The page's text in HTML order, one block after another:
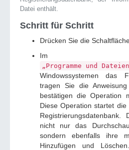
Datei enthält.
Schritt für Schritt
Drücken Sie die
Im
„Programme und
Windowssystemen das
tragen Sie die Anweisung
bestätigen die Operation
Diese Operation startet
Registrierungsdatenbank.
nicht nur das
sondern ebenfalls ihre
Hinzufügen und